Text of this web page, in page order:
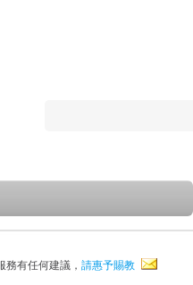
有任何建議， 請惠予賜教